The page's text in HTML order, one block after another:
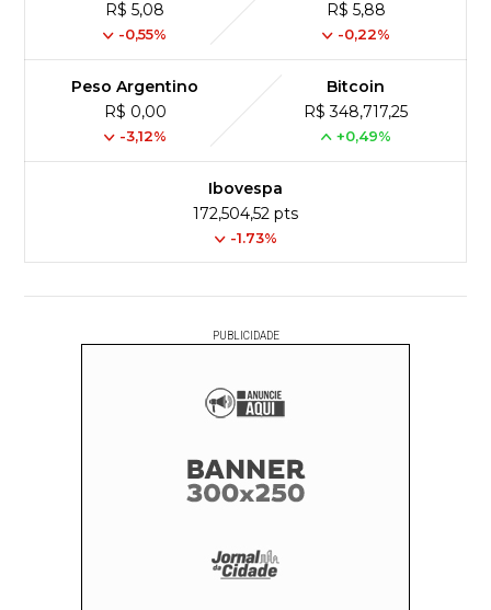
R$ 5,08
-0,55%
R$ 5,88
-0,22%
Peso Argentino
R$ 0,00
-3,12%
Bitcoin
R$ 348,717,25
+0,49%
Ibovespa
172,504,52 pts
-1.73%
PUBLICIDADE